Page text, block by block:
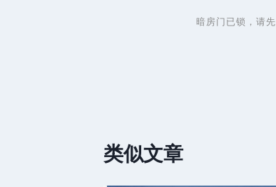
暗房门已锁，请先
类似文章